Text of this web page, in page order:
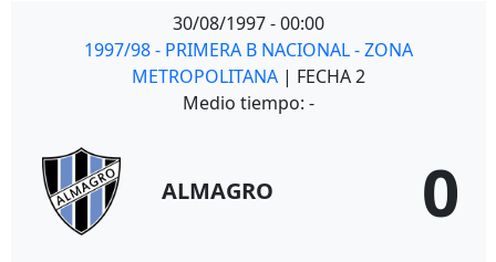
30/08/1997 - 00:00
1997/98 - PRIMERA B NACIONAL - ZONA
METROPOLITANA | FECHA 2
Medio tiempo: -
ALMAGRO 0